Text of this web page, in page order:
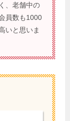
、老舗中の
員数も1000
いと思いま